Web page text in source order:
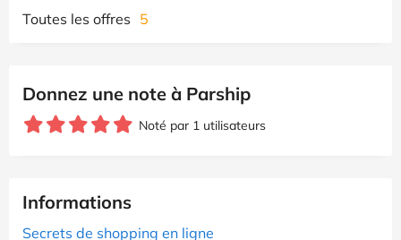
Toutes les offres 5
Donnez une note à Parship
Noté par 1 utilisateurs
Informations
Secrets de shopping en ligne